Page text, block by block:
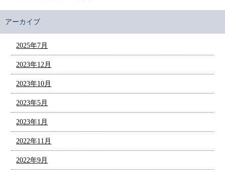
アーカイブ
2025年7月
2023年12月
2023年10月
2023年5月
2023年1月
2022年11月
2022年9月